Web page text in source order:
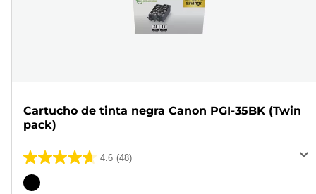
Cartucho de tinta negra Canon PGI-35BK (Twin
pack)
4.6 (48)
4.6
de
Cartucho